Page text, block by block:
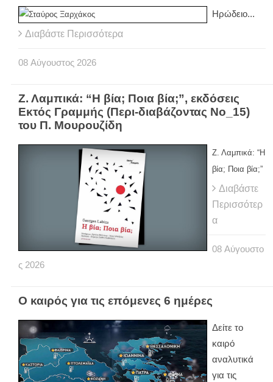
Ηρώδειο...
Διαβάστε Περισσότερα
08 Αύγουστος 2026
Ζ. Λαμπικά: “Η βία; Ποια βία;”, εκδόσεις
Εκτός Γραμμής (Περι-διαβάζοντας Νο_15)
του Π. Μουρουζίδη
Ζ. Λαμπικά: “Η
βία; Ποια βία;”
Διαβάστε
Περισσότερ
α
08 Αύγουστο
ς 2026
Ο καιρός για τις επόμενες 6 ημέρες
Δείτε το
καιρό
αναλυτικά
για τις